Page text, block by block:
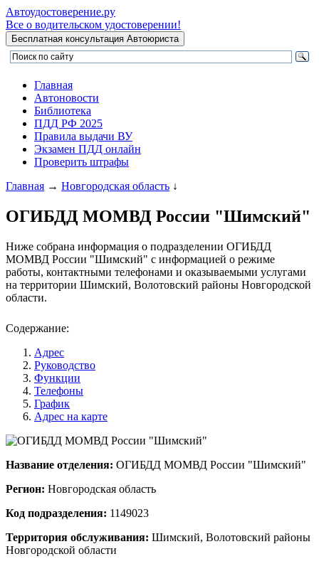
Автоудостоверение.ру
Все о водительском удостоверении!
Главная
Автоновости
Библиотека
ПДД РФ 2025
Правила выдачи ВУ
Экзамен ПДД онлайн
Проверить штрафы
Главная → Новгородская область ↓
ОГИБДД МОМВД России "Шимский"
Ниже собрана информация о подразделении ОГИБДД
МОМВД России "Шимский" с информацией о режиме
работы, контактными телефонами и оказываемыми услугами
на территории Шимский, Волотовский районы Новгородской
области.
Содержание:
Адрес
Руководство
Функции
Телефоны
График
Адрес на карте
Название отделения: ОГИБДД МОМВД России "Шимский"
Регион: Новгородская область
Код подразделения: 1149023
Территория обслуживания: Шимский, Волотовский районы
Новгородской области